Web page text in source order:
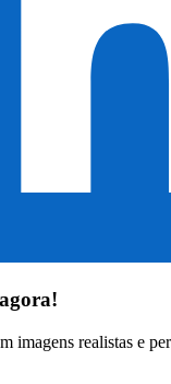
agora!
imagens realistas e